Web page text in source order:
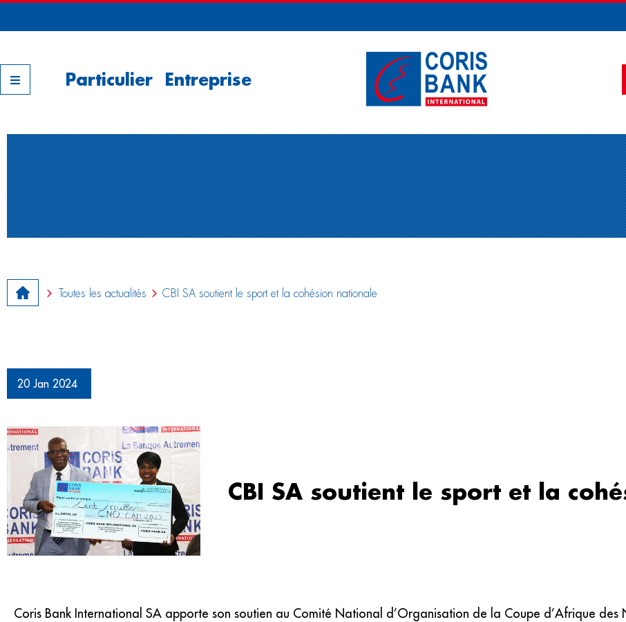
Particulier Entreprise
Toutes les actualités CBI SA soutient le sport et la cohésion nationale
20 Jan 2024
CBI SA soutient le sport et la
Coris Bank International SA apporte son soutien au Comité National d’Organisation de la Coupe d’Afrique